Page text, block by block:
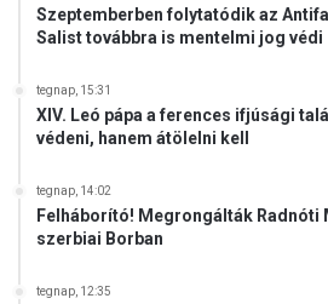
Szeptemberben folytatódik az
Salist továbbra is mentelmi jog védi
tegnap, 15:31
XIV. Leó pápa a ferences ifjúsági
védeni, hanem átölelni kell
tegnap, 14:02
Felháborító! Megrongálták Radnóti
szerbiai Borban
tegnap, 12:35